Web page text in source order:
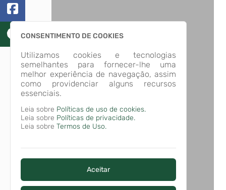
CONSENTIMENTO DE COOKIES
Utilizamos cookies e tecnologias
semelhantes para fornecer-lhe uma
melhor experiência de navegação, assim
como providenciar alguns recursos
essenciais.
Leia sobre Políticas de uso de cookies.
Leia sobre Políticas de privacidade.
Leia sobre Termos de Uso.
Aceitar